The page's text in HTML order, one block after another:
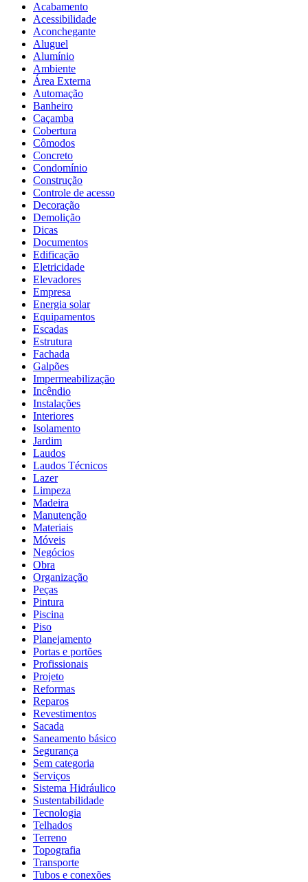
Acabamento
Acessibilidade
Aconchegante
Aluguel
Alumínio
Ambiente
Área Externa
Automação
Banheiro
Caçamba
Cobertura
Cômodos
Concreto
Condomínio
Construção
Controle de acesso
Decoração
Demolição
Dicas
Documentos
Edificação
Eletricidade
Elevadores
Empresa
Energia solar
Equipamentos
Escadas
Estrutura
Fachada
Galpões
Impermeabilização
Incêndio
Instalações
Interiores
Isolamento
Jardim
Laudos
Laudos Técnicos
Lazer
Limpeza
Madeira
Manutenção
Materiais
Móveis
Negócios
Obra
Organização
Peças
Pintura
Piscina
Piso
Planejamento
Portas e portões
Profissionais
Projeto
Reformas
Reparos
Revestimentos
Sacada
Saneamento básico
Segurança
Sem categoria
Serviços
Sistema Hidráulico
Sustentabilidade
Tecnologia
Telhados
Terreno
Topografia
Transporte
Tubos e conexões